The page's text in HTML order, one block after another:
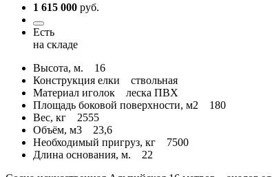
1 615 000 руб.
Есть
на складе
Высота, м. 16
Конструкция елки ствольная
Материал иголок леска ПВХ
Площадь боковой поверхности, м2 180
Вес, кг 2555
Объём, м3 23,6
Необходимый пригруз, кг 7500
Длина основания, м. 22